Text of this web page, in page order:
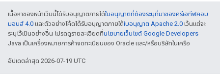
เนื้อหาของหน้าเว็บนี้ได้รับอนุญาตภายใต้ใบอนุญาตที่ต้องระบุที่มาของครีเอทีฟคอม
มอนส์ 4.0 และตัวอย่างโค้ดได้รับอนุญาตภายใต้ใบอนุญาต Apache 2.0 เว้นแต่จะ
ระบุไว้เป็นอย่างอื่น โปรดดูรายละเอียดที่นโยบายเว็บไซต์ Google Developers
Java เป็นเครื่องหมายการค้าจดทะเบียนของ Oracle และ/หรือบริษัทในเครือ
อัปเดตล่าสุด 2026-07-19 UTC